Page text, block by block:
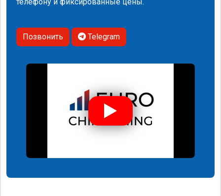
Позвонить Telegram